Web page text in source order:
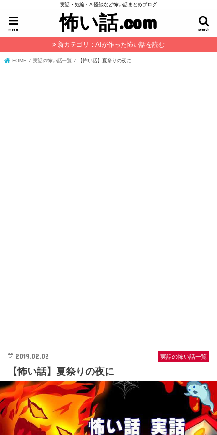
実話・短編・AI怪談など怖い話まとめブログ
怖い話.com search
menu
新カテゴリ：AIが作った怖い話を読む
HOME 実話の怖い話一覧 【怖い話】夏祭りの夜に
実話の怖い話一覧
2019.02.02
【怖い話】夏祭りの夜に